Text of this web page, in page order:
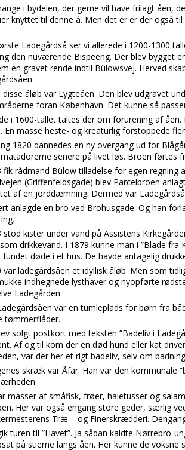
i bydelen, der gerne vil have frilagt åen,
knyttet til denne å. Men det er er der også
Ladegårdså ser vi allerede i 1200-1300
den nuværende Bispeeng. Der blev bygget
en gravet rende indtil Bülowsvej. Herved
disse åløb var Lygteåen. Den blev udgravet
foran København. Det kunne så
i 1600-tallet taltes der om forurening af
En masse heste- og kreaturlig forstoppede
1820 dannedes en ny overgang ud for
senere på livet løs. Broen førtes
fik rådmand Bülow tilladelse for egen
(Griffenfeldsgade) blev Parcelbroen
af en jorddæmning. Dermed var
anlagde en bro ved Brohusgade. Og han
stod kister under vand på Assistens
drikkevand. I 1879 kunne man i ”Blade
fundet døde i et hus. De havde antagelig
var ladegårdsåen et idyllisk åløb. Men som
indhegnede lysthaver og nyopførte
Ladegården.
var en tumleplads for børn fra
tømmerflåder.
solgt postkort med teksten ”Badeliv i
Af og til kom der en død hund eller kat
var der her et rigt badeliv, selv om
skræk var Åfar. Han var den kommunale
masser af småfisk, frøer, haletusser og
Her var også engang store geder, særlig
Træ – og Finerskrædderi.
turen til ”Havet”. Ja sådan kaldte Nørrebro-
på stierne langs åen. Her kunne de voksne